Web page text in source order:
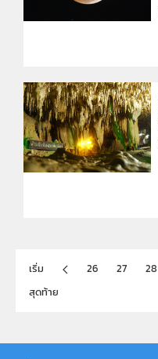
เริ่ม 26 27 28
สุดท้าย